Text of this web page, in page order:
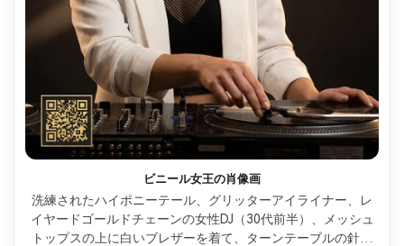
ビニール女王の肖像画
洗練されたハイポニーテール、グリッターアイライナー、レ
イヤードゴールドチェーンの女性DJ（30代前半）、メッシュ
トップスの上に白いブレザーを着て、ターンテーブルの針を